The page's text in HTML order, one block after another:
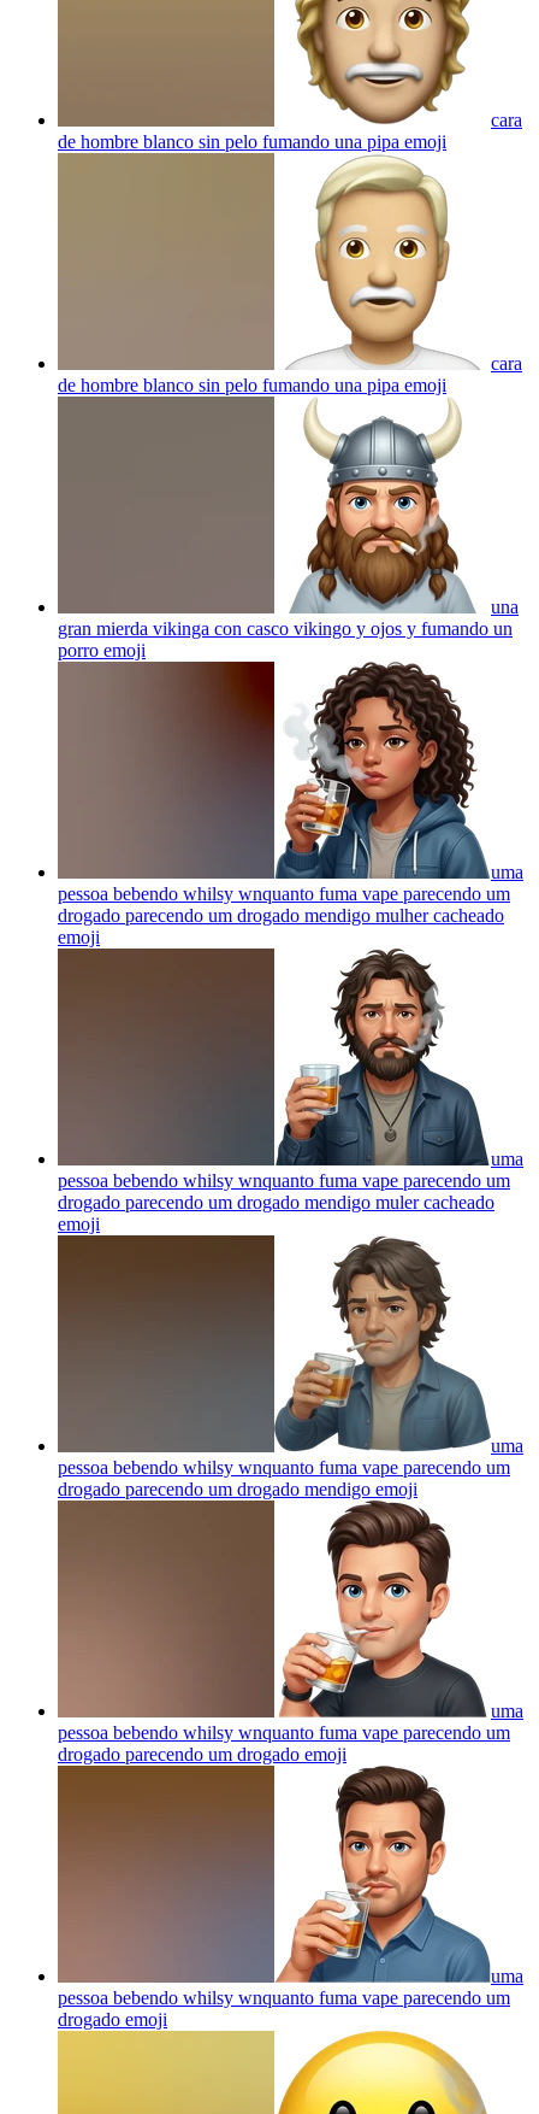
cara
de hombre blanco sin pelo fumando una pipa emoji
cara
de hombre blanco sin pelo fumando una pipa emoji
una
gran mierda vikinga con casco vikingo y ojos y fumando un
porro emoji
uma
pessoa bebendo whilsy wnquanto fuma vape parecendo um
drogado parecendo um drogado mendigo mulher cacheado
emoji
uma
pessoa bebendo whilsy wnquanto fuma vape parecendo um
drogado parecendo um drogado mendigo muler cacheado
emoji
uma
pessoa bebendo whilsy wnquanto fuma vape parecendo um
drogado parecendo um drogado mendigo emoji
uma
pessoa bebendo whilsy wnquanto fuma vape parecendo um
drogado parecendo um drogado emoji
uma
pessoa bebendo whilsy wnquanto fuma vape parecendo um
drogado emoji